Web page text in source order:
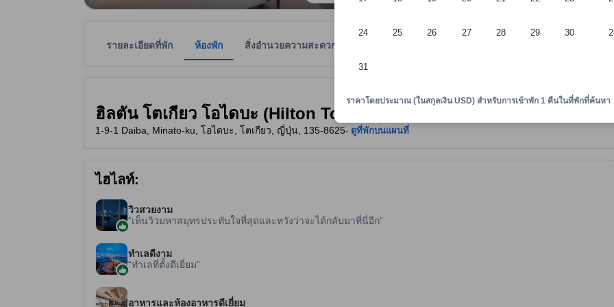
24 25 26 27 28 29 30
31
ราคาโดยประมาณ (ในสกุลเงิน USD) สำหรับการเข้าพัก 1 คืนในที่พักที่ค้นหา
รายละเอียดที่พัก ห้องพัก สิ่งอำนวยความสะดวก
ฮิลตัน โตเกียว โอไดบะ (Hilton Tokyo Odaiba)
1-9-1 Daiba, Minato-ku, โอไดบะ, โตเกียว, ญี่ปุ่น, 135-8625- ดูที่พักบนแผนที่
ไฮไลท์:
วิวสวยงาม
เห็นวิวมหาสมุทรประทับใจที่สุดและหวังว่าจะได้กลับมาที่นี่อีก
ทำเลดีงาม
ทำเลที่ตั้งดีเยี่ยม
อาหารและห้องอาหารดีเยี่ยม